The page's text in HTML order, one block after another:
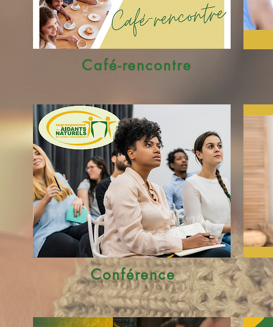
Café-rencontre
Conférence